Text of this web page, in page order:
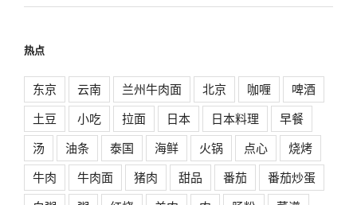
热点
东京 云南 兰州牛肉面 北京 咖喱
啤酒
土豆
小吃 拉面 日本 日本料理
早餐
汤
油条 泰国 海鲜 火锅 点心
烧烤
牛肉
牛肉面 猪肉 甜品 番茄
番茄炒蛋